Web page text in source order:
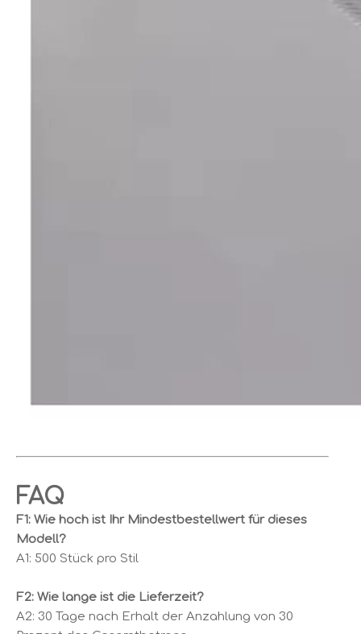
FAQ
F1: Wie hoch ist Ihr Mindestbestellwert für dieses
Modell?
A1: 500 Stück pro Stil
F2: Wie lange ist die Lieferzeit?
A2: 30 Tage nach Erhalt der Anzahlung von 30